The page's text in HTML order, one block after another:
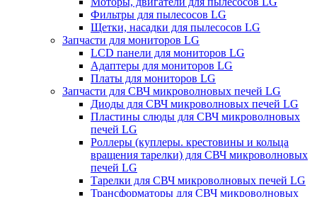
Фильтры для пылесосов LG
Щетки, насадки для пылесосов LG
Запчасти для мониторов LG
LCD панели для мониторов LG
Адаптеры для мониторов LG
Платы для мониторов LG
Запчасти для СВЧ микроволновых печей LG
Диоды для СВЧ микроволновых печей LG
Пластины слюды для СВЧ микроволновых
печей LG
Роллеры (куплеры. крестовины и кольца
вращения тарелки) для СВЧ микроволновых
печей LG
Тарелки для СВЧ микроволновых печей LG
Трансформаторы для СВЧ микроволновых